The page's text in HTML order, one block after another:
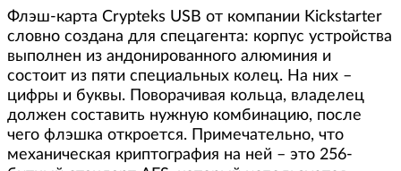
Флэш-карта Crypteks USB от компании Kickstarter
словно создана для спецагента: корпус устройства
выполнен из андонированного алюминия и
состоит из пяти специальных колец. На них –
цифры и буквы. Поворачивая кольца, владелец
должен составить нужную комбинацию, после
чего флэшка откроется. Примечательно, что
механическая криптография на ней – это 256-